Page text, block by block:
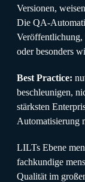
Versionen,
Die QA-
Veröffentlichung,
oder besonders
Best Practice:
beschleunigen,
stärksten
Automatisierung
LILTs Ebene
fachkundige
Qualität im